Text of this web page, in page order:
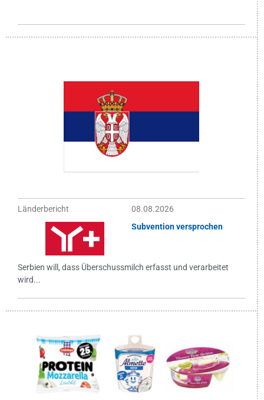
Länderbericht
08.08.2026
Subvention versprochen
Serbien will, dass Überschussmilch erfasst und verarbeitet
wird...